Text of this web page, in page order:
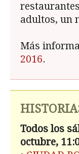
adultos, un
Más
2016.
Todos los
octubre,